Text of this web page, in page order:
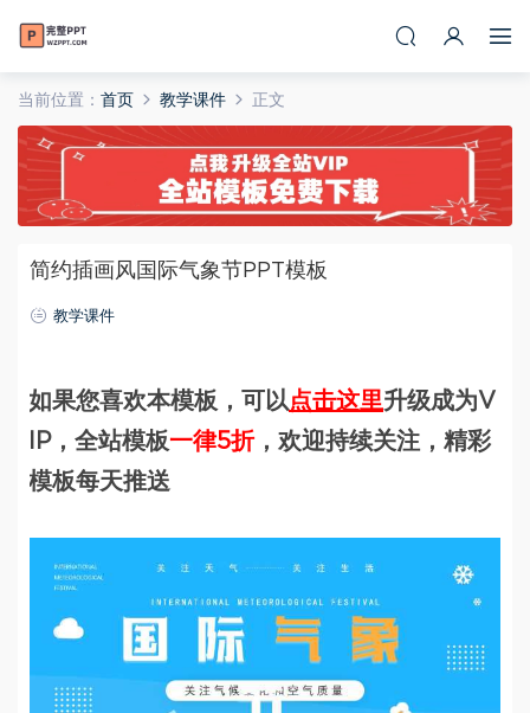
当前位置： 首页 教学课件 正文
简约插画风国际气象节PPT模板
教学课件
如果您喜欢本模板，可以点击这里升级成为V
IP，全站模板一律5折，欢迎持续关注，精彩
模板每天推送